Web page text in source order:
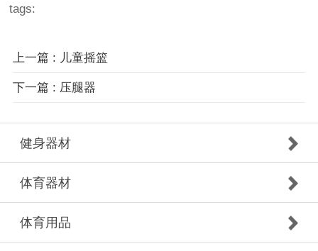
tags:
上一篇 : 儿童摇篮
下一篇 : 压腿器
健身器材
体育器材
体育用品